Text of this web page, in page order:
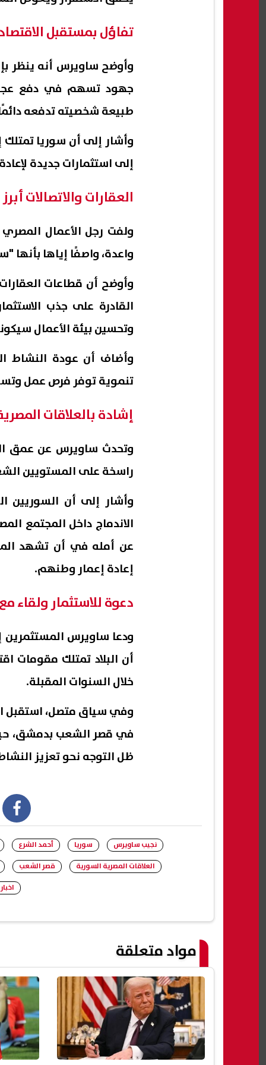
تفاؤل بمستقبل
وأوضح ساويرس أنه ينظر
جهود تسهم في دفع عجلة
طبيعة شخصيته تدفعه
وأشار إلى أن سوريا تمتلك
إلى استثمارات جديدة
العقارات والاتصالات
ولفت رجل الأعمال
واعدة، واصفًا إياها
وأوضح أن قطاعات
القادرة على جذب
وتحسين بيئة الأعمال
وأضاف أن عودة النشاط
تنموية توفر فرص عمل
إشادة بالعلاقات
وتحدث ساويرس عن عمق
راسخة على المستويين
وأشار إلى أن السوريين
الاندماج داخل المجتمع
عن أمله في أن تشهد
إعادة إعمار وطنهم.
دعوة للاستثمار ولقاء
ودعا ساويرس
أن البلاد تمتلك مقومات
خلال السنوات المقبلة.
وفي سياق متصل، استقبل
في قصر الشعب بدمشق، حيث
ظل التوجه نحو تعزيز
نجيب ساويرس سوريا أحمد الشرع
العلاقات المصرية السورية
قصر الشعب
مواد متعلقة